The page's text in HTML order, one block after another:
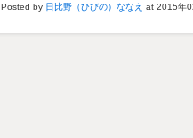
Posted by 日比野（ひびの）ななえ at 2015年